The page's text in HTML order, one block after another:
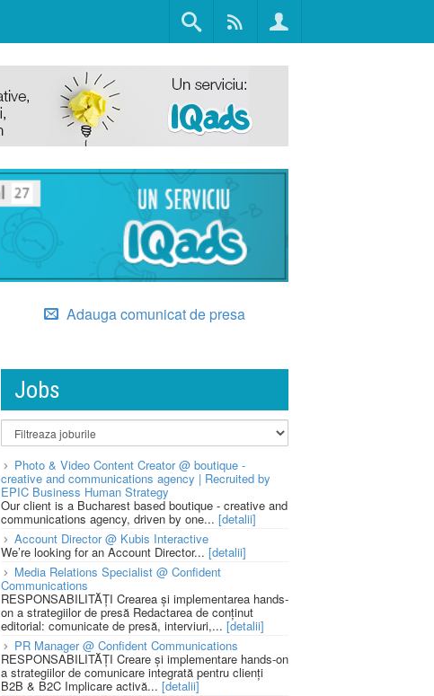
Adauga comunicat de presa
Jobs
Photo & Video Content Creator @ boutique -
creative and communications agency | Recruited by
EPIC Business Human Strategy
Our client is a Bucharest based boutique - creative and
communications agency, driven by one... [detalii]
Account Director @ Kubis Interactive
We’re looking for an Account Director... [detalii]
Media Relations Specialist @ Confident
Communications
RESPONSABILITĂȚI Crearea și implementarea hands-
on a strategiilor de presă Redactarea de conținut
editorial: comunicate de presă, interviuri,... [detalii]
PR Manager @ Confident Communications
RESPONSABILITĂȚI Creare și implementare hands-on
a strategiilor de comunicare integrată pentru clienți
B2B & B2C Implicare activă... [detalii]